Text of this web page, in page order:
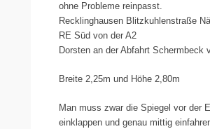
ohne Probleme reinpasst.
Recklinghausen Blitzkuhlenstraße
RE Süd von der A2
Dorsten an der Abfahrt Schermbeck
Breite 2,25m und Höhe 2,80m
Man muss zwar die Spiegel vor der
einklappen und genau mittig